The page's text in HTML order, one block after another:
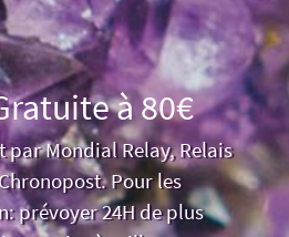
à 80€
par Mondial Relay, Relais
Pour les
prévoyer 24H de plus